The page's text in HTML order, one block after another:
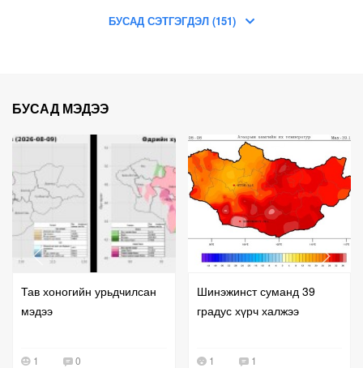
БУСАД СЭТГЭГДЭЛ (151)
БУСАД МЭДЭЭ
Тав хоногийн урьдчилсан
мэдээ
1 0
Шинэжинст суманд 39
градус хүрч халжээ
1 1